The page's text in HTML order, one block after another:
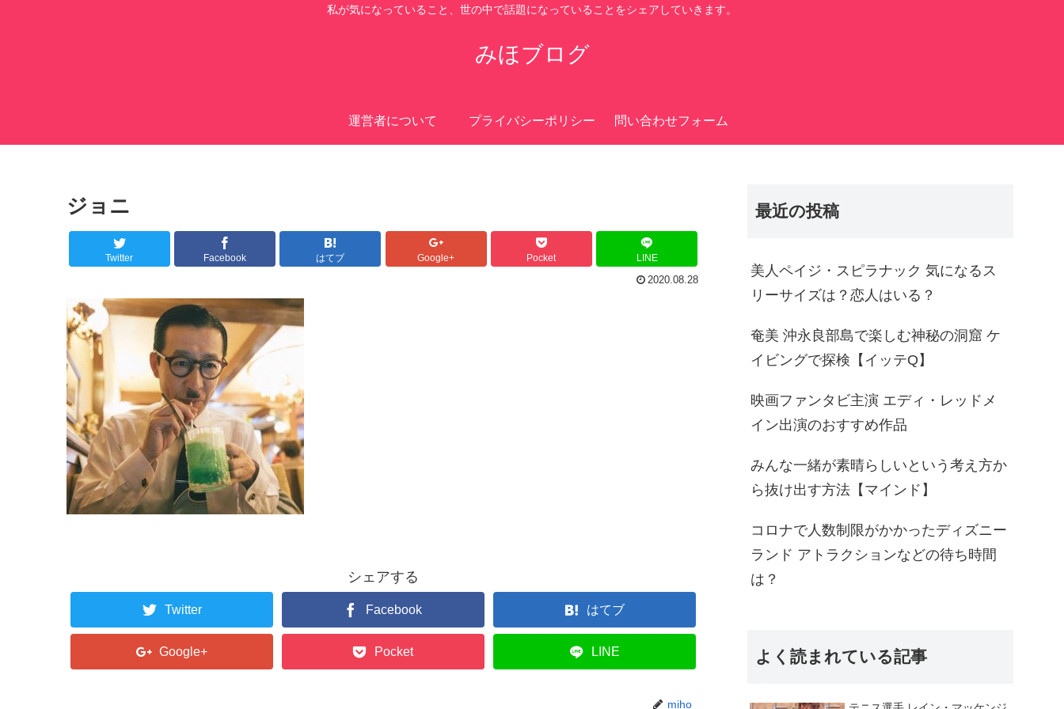
私が気になっていること、世の中で話題になっていることをシェアしていきます。
みほブログ
運営者について プライバシーポリシー 問い合わせフォーム
ジョニ
Twitter Facebook はてブ Google+ Pocket LINE
2020.08.28
シェアする
Twitter Facebook はてブ
Google+ Pocket LINE
miho
最近の投稿
美人ペイジ・スピラナック 気になるス
リーサイズは？恋人はいる？
奄美 沖永良部島で楽しむ神秘の洞窟 ケ
イビングで探検【イッテQ】
映画ファンタビ主演 エディ・レッドメ
イン出演のおすすめ作品
みんな一緒が素晴らしいという考え方か
ら抜け出す方法【マインド】
コロナで人数制限がかかったディズニー
ランド アトラクションなどの待ち時間
は？
よく読まれている記事